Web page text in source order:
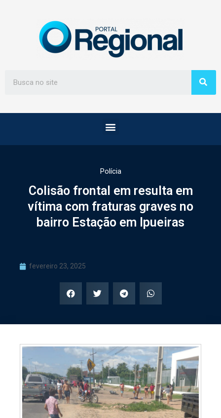
Polícia
Colisão frontal em resulta em
vítima com fraturas graves no
bairro Estação em Ipueiras
fevereiro 23, 2025